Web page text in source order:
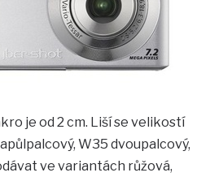
je od 2 cm. Liší se velikostí
W35 dvoupalcový,
ve variantách růžová,